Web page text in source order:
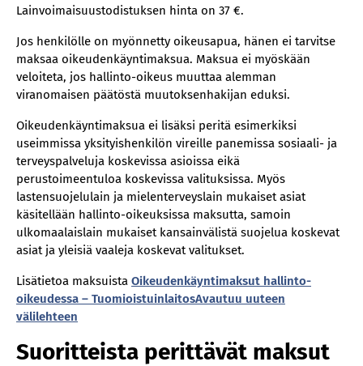
Lainvoimaisuustodistuksen hinta on 37 €.
Jos henkilölle on myönnetty oikeusapua, hänen ei tarvitse
maksaa oikeudenkäyntimaksua. Maksua ei myöskään
veloiteta, jos hallinto-oikeus muuttaa alemman
viranomaisen päätöstä muutoksenhakijan eduksi.
Oikeudenkäyntimaksua ei lisäksi peritä esimerkiksi
useimmissa yksityishenkilön vireille panemissa sosiaali- ja
terveyspalveluja koskevissa asioissa eikä
perustoimeentuloa koskevissa valituksissa. Myös
lastensuojelulain ja mielenterveyslain mukaiset asiat
käsitellään hallinto-oikeuksissa maksutta, samoin
ulkomaalaislain mukaiset kansainvälistä suojelua koskevat
asiat ja yleisiä vaaleja koskevat valitukset.
Lisätietoa maksuista Oikeudenkäyntimaksut hallinto-
oikeudessa – TuomioistuinlaitosAvautuu uuteen
välilehteen
Suoritteista perittävät maksut